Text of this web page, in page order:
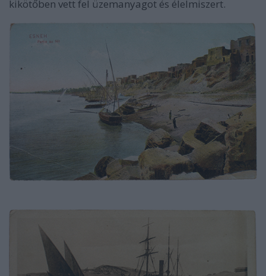
kikötőben vett fel üzemanyagot és élelmiszert.